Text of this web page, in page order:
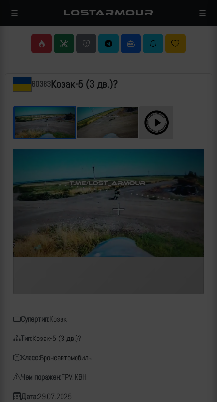
LOSTARMOUR
60383Козак-5 (3 дв.)?
Супертип:Козак
Тип:Козак-5 (3 дв.)?
Класс:Бронеавтомобиль
Чем поражен:FPV, КВН
Дата:29.07.2025